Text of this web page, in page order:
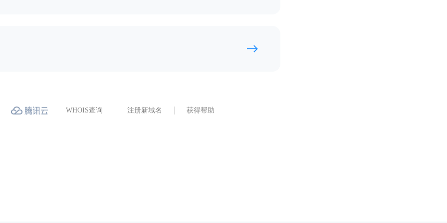
WHOIS查询 注册新域名 获得帮助